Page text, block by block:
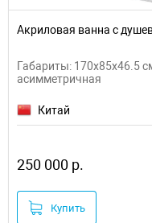
Акриловая ванна с
Габариты: 170x85x46.5
асимметричная
Китай
250 000 р.
Купить